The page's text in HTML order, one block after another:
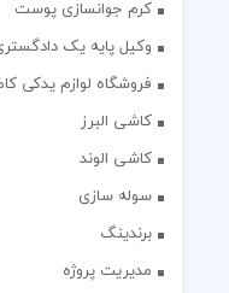
کرم جوانسازی پوست
وکیل پایه یک
فروشگاه لوازم یدکی
کاشی البرز
کاشی الوند
سوله سازی
برندینگ
مدیریت پروژه